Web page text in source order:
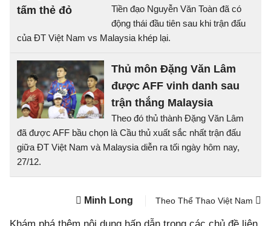
Tiền đạo Nguyễn Văn Toàn đã có
động thái đầu tiên sau khi trận đấu
của ĐT Việt Nam vs Malaysia khép lại.
Thủ môn Đặng Văn Lâm
được AFF vinh danh sau
trận thắng Malaysia
Theo đó thủ thành Đặng Văn Lâm
đã được AFF bầu chọn là Cầu thủ xuất sắc nhất trận đấu
giữa ĐT Việt Nam và Malaysia diễn ra tối ngày hôm nay,
27/12.
Minh Long Theo Thể Thao Việt Nam